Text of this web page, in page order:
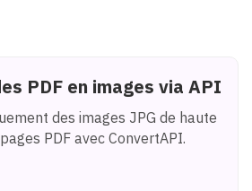
PDF en images via API
des images JPG de haute
PDF avec ConvertAPI.